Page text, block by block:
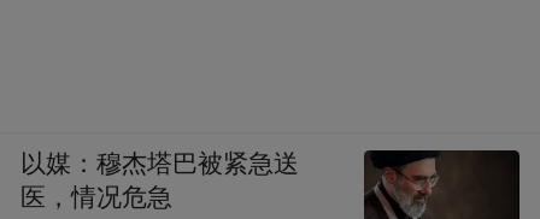
以媒：穆杰塔巴被紧急送
医，情况危急